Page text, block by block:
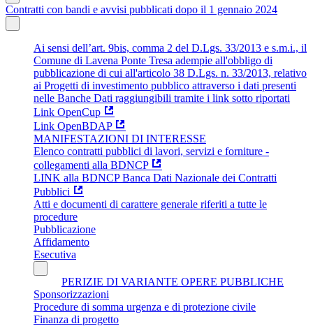
Contratti con bandi e avvisi pubblicati dopo il 1 gennaio 2024
Ai sensi dell’art. 9bis, comma 2 del D.Lgs. 33/2013 e s.m.i., il
Comune di Lavena Ponte Tresa adempie all'obbligo di
pubblicazione di cui all'articolo 38 D.Lgs. n. 33/2013, relativo
ai Progetti di investimento pubblico attraverso i dati presenti
nelle Banche Dati raggiungibili tramite i link sotto riportati
Link OpenCup
Link OpenBDAP
MANIFESTAZIONI DI INTERESSE
Elenco contratti pubblici di lavori, servizi e forniture -
collegamenti alla BDNCP
LINK alla BDNCP Banca Dati Nazionale dei Contratti
Pubblici
Atti e documenti di carattere generale riferiti a tutte le
procedure
Pubblicazione
Affidamento
Esecutiva
PERIZIE DI VARIANTE OPERE PUBBLICHE
Sponsorizzazioni
Procedure di somma urgenza e di protezione civile
Finanza di progetto